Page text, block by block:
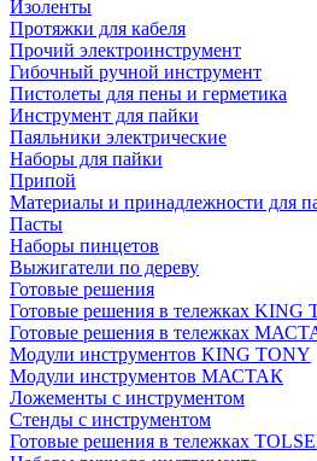
Изоленты
Протяжки для кабеля
Прочий электроинструмент
Гибочный ручной инструмент
Пистолеты для пены и герметика
Инструмент для пайки
Паяльники электрические
Наборы для пайки
Припой
Материалы и принадлежности для
Пасты
Наборы пинцетов
Выжигатели по дереву
Готовые решения
Готовые решения в тележках KING
Готовые решения в тележках
Модули инструментов KING TONY
Модули инструментов МАСТАК
Ложементы с инструментом
Стенды с инструментом
Готовые решения в тележках